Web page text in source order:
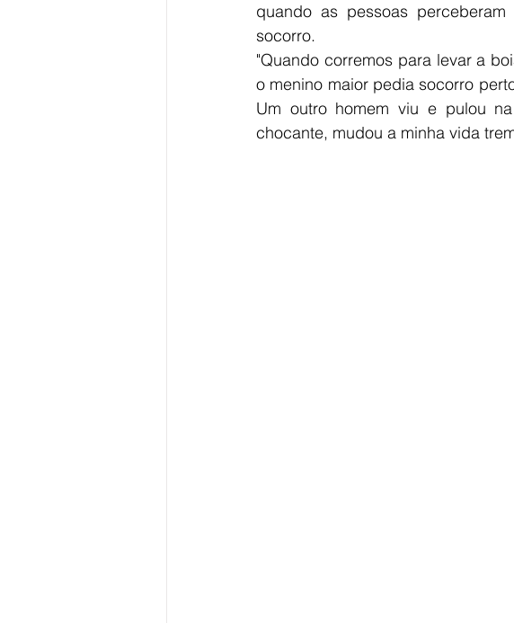
quando as pessoas
socorro.
"Quando corremos para levar a
o menino maior pedia socorro
Um outro homem viu e pulou
chocante, mudou a minha vida